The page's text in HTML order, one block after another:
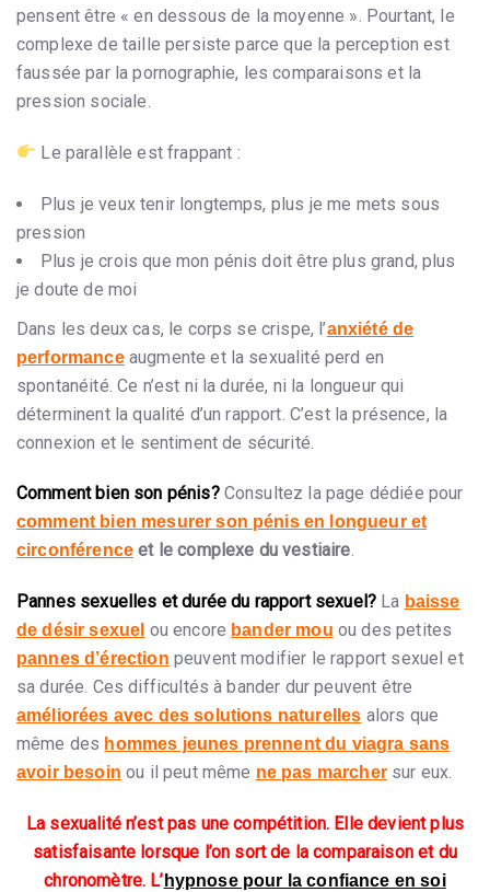
pensent être « en dessous de la moyenne ». Pourtant, le
complexe de taille persiste parce que la perception est
faussée par la pornographie, les comparaisons et la
pression sociale.
Le parallèle est frappant :
Plus je veux tenir longtemps, plus je me mets sous
pression
Plus je crois que mon pénis doit être plus grand, plus
je doute de moi
Dans les deux cas, le corps se crispe, l’anxiété de
performanceaugmente et la sexualité perd en
spontanéité. Ce n’est ni la durée, ni la longueur qui
déterminent la qualité d’un rapport. C’est la présence, la
connexion et le sentiment de sécurité.
Comment bien son pénis?Consultez la page dédiée pour
comment bien mesurer son pénis en longueur et
circonférence et le complexe du vestiaire.
Pannes sexuelles et durée du rapport sexuel? La baisse
de désir sexuel ou encore bander mou ou des petites
pannes d’érection peuvent modifier le rapport sexuel et
sa durée. Ces difficultés à bander dur peuvent être
améliorées avec des solutions naturelles alors que
même des hommes jeunes prennent du viagra sans
avoir besoin ou il peut même ne pas marchersur eux.
La sexualité n’est pas une compétition. Elle devient plus
satisfaisante lorsque l’on sort de la comparaison et du
chronomètre. L’ hypnose pour la confiance en soi